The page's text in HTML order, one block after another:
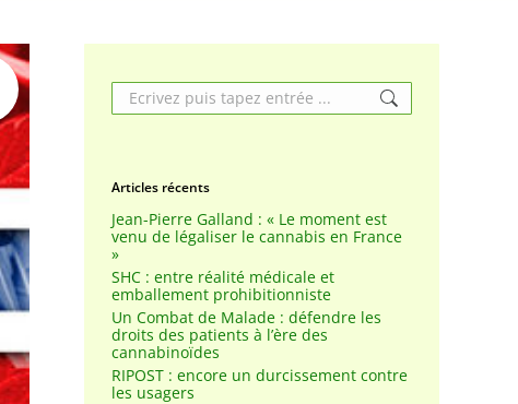
Search:
Articles récents
Jean-Pierre Galland : « Le moment est
venu de légaliser le cannabis en France
»
SHC : entre réalité médicale et
emballement prohibitionniste
Un Combat de Malade : défendre les
droits des patients à l’ère des
cannabinoïdes
RIPOST : encore un durcissement contre
les usagers